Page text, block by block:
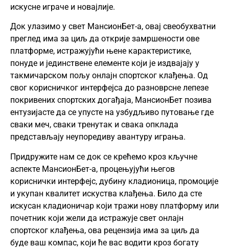
искусне играче и новајлије.
Док улазимо у свет МансионБет-а, овај свеобухватни
преглед има за циљ да открије замршености ове
платформе, истражујући њене карактеристике,
понуде и јединствене елементе који је издвајају у
такмичарском пољу онлајн спортског клађења. Од
свог корисничког интерфејса до разноврсне лепезе
покривених спортских догађаја, МансионБет позива
ентузијасте да се упусте на узбудљиво путовање где
сваки меч, сваки тренутак и свака опклада
представљају неупоредиву авантуру играња.
Придружите нам се док се крећемо кроз кључне
аспекте МансионБет-а, процењујући његов
кориснички интерфејс, дубину кладионица, промоције
и укупан квалитет искуства клађења. Било да сте
искусан кладионичар који тражи нову платформу или
почетник који жели да истражује свет онлајн
спортског клађења, ова рецензија има за циљ да
буде ваш компас, који ће вас водити кроз богату